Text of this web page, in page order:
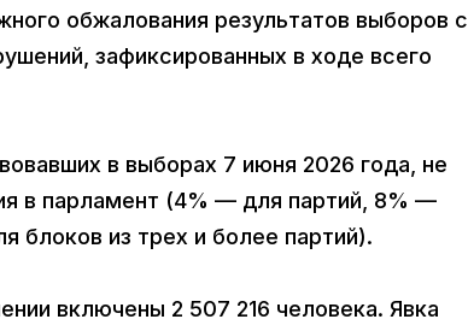
обжалования результатов выборов с
зафиксированных в ходе всего
в выборах 7 июня 2026 года, не
в парламент (4% — для партий, 8% —
блоков из трех и более партий).
включены 2 507 216 человека. Явка